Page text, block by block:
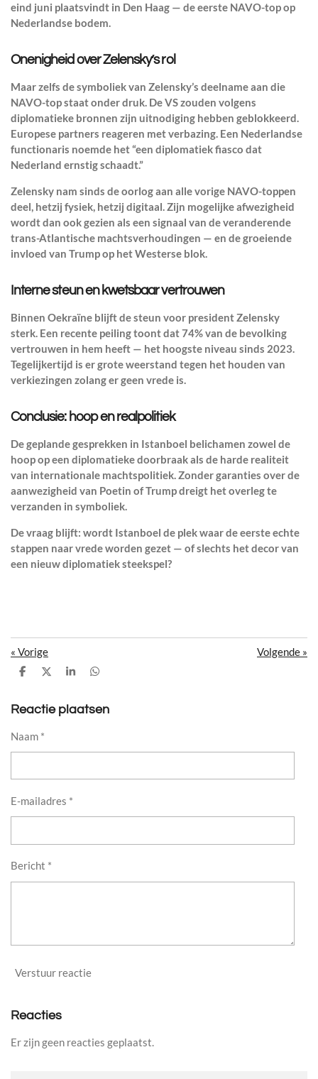
eind juni plaatsvindt in Den Haag — de eerste NAVO-top op
Nederlandse bodem.
Onenigheid over Zelensky’s rol
Maar zelfs de symboliek van Zelensky’s deelname aan die
NAVO-top staat onder druk. De VS zouden volgens
diplomatieke bronnen zijn uitnodiging hebben geblokkeerd.
Europese partners reageren met verbazing. Een Nederlandse
functionaris noemde het “een diplomatiek fiasco dat
Nederland ernstig schaadt.”
Zelensky nam sinds de oorlog aan alle vorige NAVO-toppen
deel, hetzij fysiek, hetzij digitaal. Zijn mogelijke afwezigheid
wordt dan ook gezien als een signaal van de veranderende
trans-Atlantische machtsverhoudingen — en de groeiende
invloed van Trump op het Westerse blok.
Interne steun en kwetsbaar vertrouwen
Binnen Oekraïne blijft de steun voor president Zelensky
sterk. Een recente peiling toont dat 74% van de bevolking
vertrouwen in hem heeft — het hoogste niveau sinds 2023.
Tegelijkertijd is er grote weerstand tegen het houden van
verkiezingen zolang er geen vrede is.
Conclusie: hoop en realpolitiek
De geplande gesprekken in Istanboel belichamen zowel de
hoop op een diplomatieke doorbraak als de harde realiteit
van internationale machtspolitiek. Zonder garanties over de
aanwezigheid van Poetin of Trump dreigt het overleg te
verzanden in symboliek.
De vraag blijft: wordt Istanboel de plek waar de eerste echte
stappen naar vrede worden gezet — of slechts het decor van
een nieuw diplomatiek steekspel?
« Vorige Volgende »
D
e
D
l
S
r
D
e
Reactie plaatsen
Naam *
E-mailadres *
Bericht *
Verstuur reactie
Reacties
Er zijn geen reacties geplaatst.